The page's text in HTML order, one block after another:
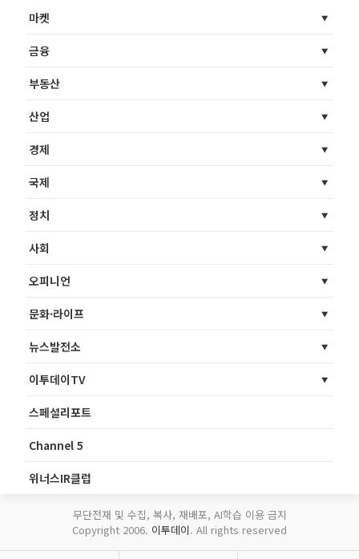
마켓
금융
부동산
산업
경제
국제
정치
사회
오피니언
문화·라이프
뉴스발전소
이투데이TV
스페셜리포트
Channel 5
위너스IR클럽
무단전재 및 수집, 복사, 재배포, AI학습 이용 금지
Copyright 2006. 이투데이. All rights reserved